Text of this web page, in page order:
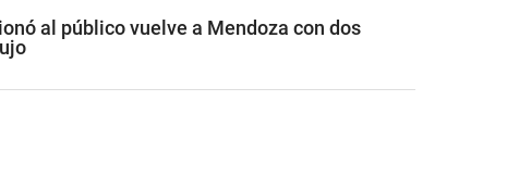
al público vuelve a Mendoza con dos